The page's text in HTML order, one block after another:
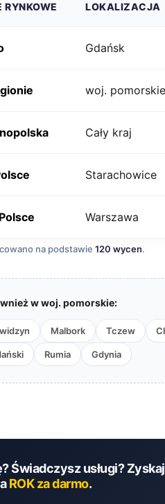
RYNKOWE LOKALIZACJA
Gdańsk
woj. pomorskie
Cały kraj
Starachowice
Warszawa
na podstawie 120 wycen.
w woj. pomorskie:
Malbork Tczew
Rumia Gdynia
Świadczysz usługi?
ROK za darmo.